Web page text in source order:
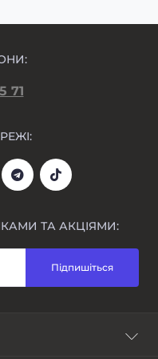
71
ТА АКЦІЯМИ:
Підпишіться